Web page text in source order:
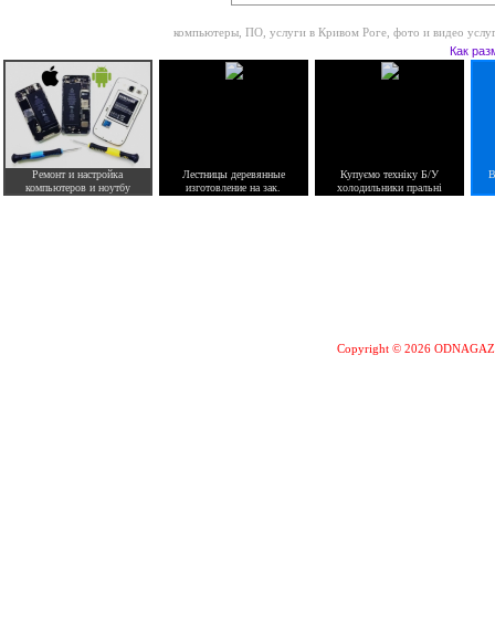
компьютеры, ПО, услуги в Кривом Роге фото и видео
Как
Ремонт и настройка
компьютеров и ноутбу
Лестницы деревянные
изготовление на зак.
Купуємо техніку Б/У
холодильники пральні
Copyright © 2026